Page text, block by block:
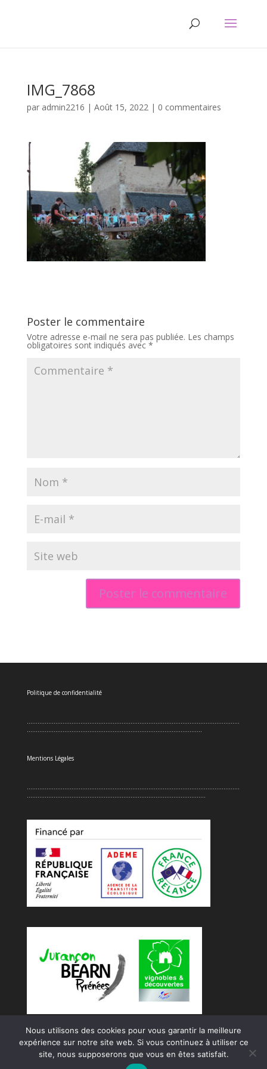
IMG_7868
par admin2216 | Août 15, 2022| 0 commentaires
Poster le commentaire
Votre adresse e-mail ne sera pas publiée. Les champs
obligatoires sont indiqués avec *
Politique de confidentialité
.......................................................................................................................
..................................................................................................
Mentions Légales
.......................................................................................................................
....................................................................................................
Nous utilisons des cookies pour vous garantir la meilleure
expérience sur notre site web. Si vous continuez à utiliser ce
site, nous supposerons que vous en êtes satisfait.